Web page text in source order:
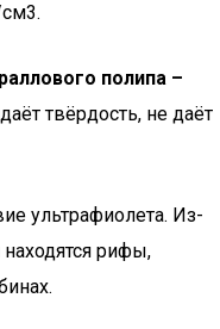
полипа –
твёрдость, не даёт
ультрафиолета. Из-
находятся рифы,